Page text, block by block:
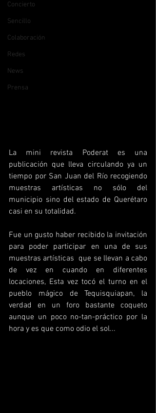
Concierto
Sencillo
Colaboración
Redes
News
Prensa
La mini revista Poderat es una
publicación que lleva circulando ya un
tiempo por San Juan del Río recogiendo
muestras artísticas no sólo del
municipio sino del estado de Querétaro
casi en su totalidad.
Fue un gusto haber recibido la invitación
para poder participar en una de sus
muestras artísticas  que se llevan a cabo
de vez en cuando en diferentes
locaciones, Esta vez tocó el turno en el
pueblo mágico de Tequisquiapan, la
verdad en un foro bastante coqueto
aunque un poco no-tan-práctico por la
hora y es que como odio el sol...